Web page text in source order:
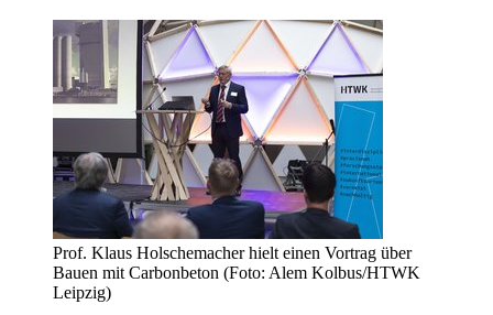
Prof. Klaus Holschemacher hielt einen Vortrag über
Bauen mit Carbonbeton (Foto: Alem Kolbus/HTWK
Leipzig)